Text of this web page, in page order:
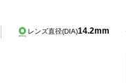
レンズ直径(DIA)14.2mm